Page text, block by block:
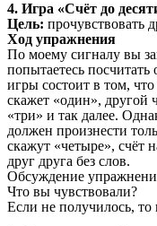
4. Игра «Счёт до
Цель: прочувствовать
Ход упражнения
По моему сигналу вы
попытаетесь посчитать
игры состоит в том,
скажет «один», другой
«три» и так далее.
должен произнести
скажут «четыре», счёт
друг друга без слов.
Обсуждение
Что вы чувствовали?
Если не получилось, то